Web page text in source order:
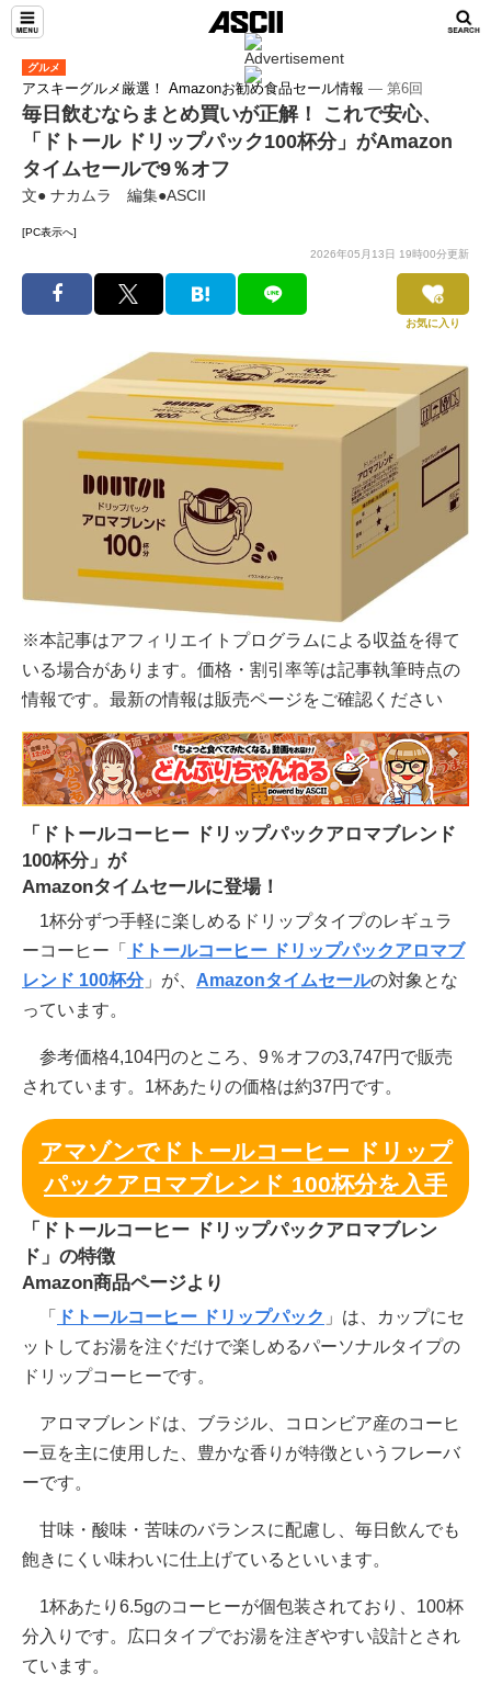
グルメ
アスキーグルメ厳選！ Amazonお勧め食品セール情報 ― 第6回
毎日飲むならまとめ買いが正解！ これで安心、
「ドトール ドリップパック100杯分」がAmazon
タイムセールで9％オフ
文● ナカムラ 編集●ASCII
[PC表示へ]
2026年05月13日 19時00分更新
お気に入り
※本記事はアフィリエイトプログラムによる収益を得て
いる場合があります。価格・割引率等は記事執筆時点の
情報です。最新の情報は販売ページをご確認ください
「ドトールコーヒー ドリップパックアロマブレンド
100杯分」が
Amazonタイムセールに登場！
1杯分ずつ手軽に楽しめるドリップタイプのレギュラ
ーコーヒー「
ドトールコーヒー ドリップパックアロマブ
レンド 100杯分」が、 Amazonタイムセールの対象とな
っています。
参考価格4,104円のところ、9％オフの3,747円で販売
されています。1杯あたりの価格は約37円です。
アマゾンでドトールコーヒー ドリップ
パックアロマブレンド 100杯分を入手
「ドトールコーヒー ドリップパックアロマブレン
ド」の特徴
Amazon商品ページより
「 ドトールコーヒー ドリップパック 」は、カップにセ
ットしてお湯を注ぐだけで楽しめるパーソナルタイプの
ドリップコーヒーです。
アロマブレンドは、ブラジル、コロンビア産のコーヒ
ー豆を主に使用した、豊かな香りが特徴というフレーバ
ーです。
甘味・酸味・苦味のバランスに配慮し、毎日飲んでも
飽きにくい味わいに仕上げているといいます。
1杯あたり6.5gのコーヒーが個包装されており、100杯
分入りです。広口タイプでお湯を注ぎやすい設計とされ
ています。